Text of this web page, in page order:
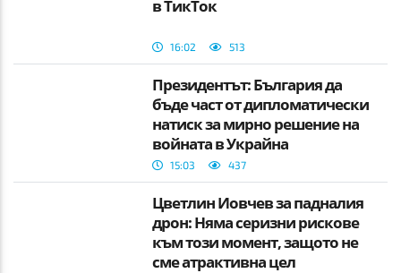
в ТикТок
16:02 513
Президентът: България да
бъде част от дипломатически
натиск за мирно решение на
войната в Украйна
15:03 437
Цветлин Йовчев за падналия
дрон: Няма серизни рискове
към този момент, защото не
сме атрактивна цел